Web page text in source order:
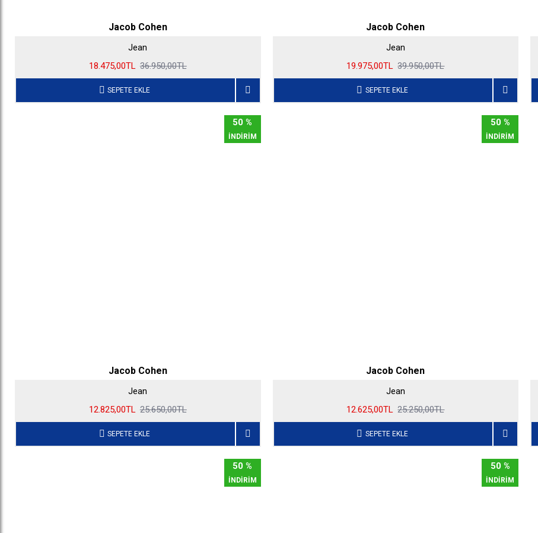
Jacob Cohen
Jean
18.475,00TL 36.950,00TL
SEPETE EKLE
Jacob Cohen
Jean
19.975,00TL 39.950,00TL
SEPETE EKLE
İNDİRİM
50 %
Jacob Cohen
Jean
12.825,00TL 25.650,00TL
SEPETE EKLE
İNDİRİM
50 %
Jacob Cohen
Jean
12.625,00TL 25.250,00TL
SEPETE EKLE
İNDİRİM
50 %
İNDİRİM
50 %